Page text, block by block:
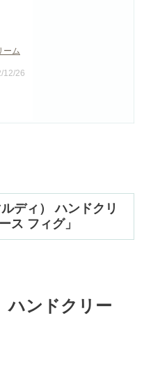
ーム
12/26
ディ） ハンドクリ
ス フィグ」
ハンドクリー